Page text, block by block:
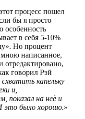
процесс пошел
бы я просто
особенность
в себя 5-10%
Но процент
мною написанное,
говорил Рэй
схватить капельку
и,
показал на неё и
это было хорошо.»